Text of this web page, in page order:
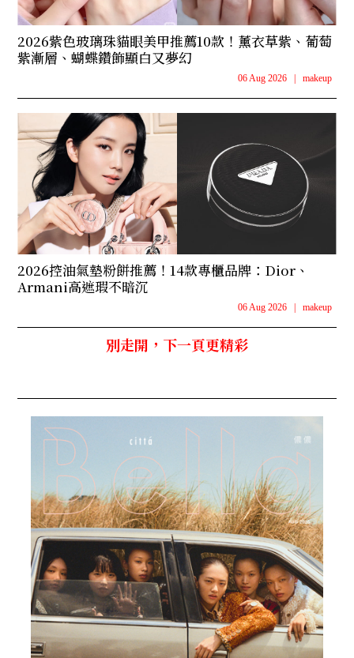
2026紫色玻璃珠貓眼美甲推薦10款！薰衣草紫、葡萄
紫漸層、蝴蝶鑽飾顯白又夢幻
06 Aug 2026 makeup
2026控油氣墊粉餅推薦！14款專櫃品牌：Dior、
Armani高遮瑕不暗沉
06 Aug 2026 makeup
別走開，下一頁更精彩